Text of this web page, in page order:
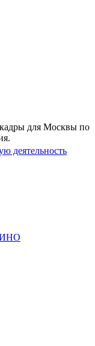
для Москвы по
деятельность
ИНО